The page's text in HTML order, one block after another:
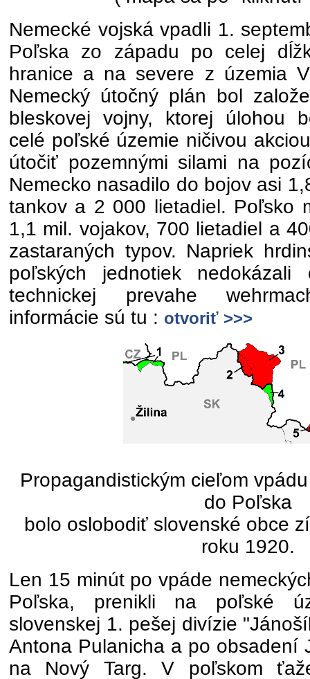
Nemecké vojská vpadli 1.
Poľska zo západu po celej
hranice a na severe z územia
Nemecký útočný plán bol
bleskovej vojny, ktorej úlohou
celé poľské územie ničivou
útočiť pozemnými silami na
Nemecko nasadilo do bojov asi
tankov a 2 000 lietadiel. Poľsko
1,1 mil. vojakov, 700 lietadiel a
zastaraných typov. Napriek
poľských jednotiek
technickej prevahe
informácie sú tu : otvoriť >>>
Propagandistickým cieľom
do Poľska
bolo oslobodiť slovenské obce
roku 1920.
Len 15 minút po vpáde
Poľska, prenikli na poľské
slovenskej 1. pešej divízie
Antona Pulanicha a po obsadení
na Nový Targ. V poľskom